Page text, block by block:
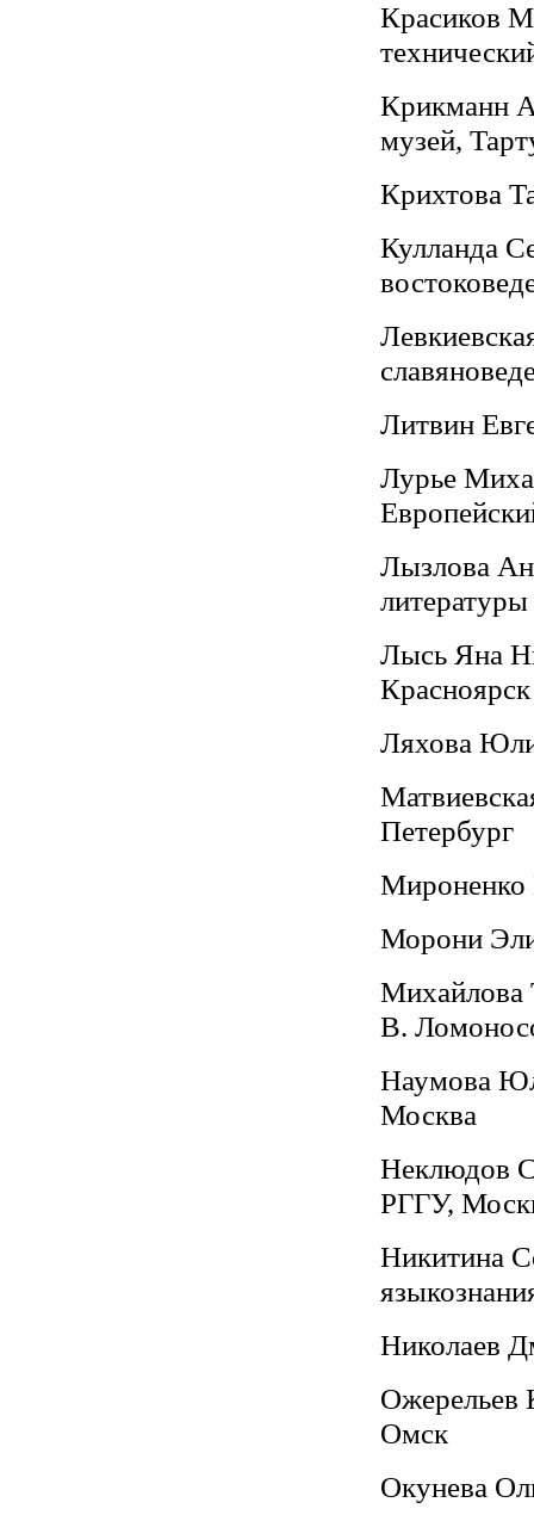
Красиков
Крикманн
музей,
Крихтова
Кулланда
Литвин
Лурье
Лызлова
Лысь Яна
Красноярск
Ляхова
Петербург
Морони
Михайлова
В.
Наумова
Москва
Неклюдов
РГГУ,
Никитина
Николаев
Ожерельев
Омск
Окунева